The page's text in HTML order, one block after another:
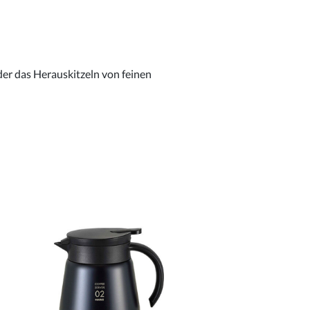
das Herauskitzeln von feinen